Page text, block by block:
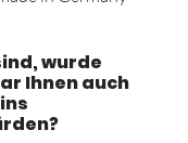
wurde
Ihnen auch